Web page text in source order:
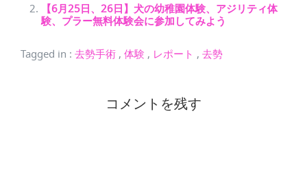
【6月25日、26日】犬の幼稚園体験、アジリティ体
験、プラー無料体験会に参加してみよう
Tagged in : 去勢手術 , 体験 , レポート , 去勢
コメントを残す